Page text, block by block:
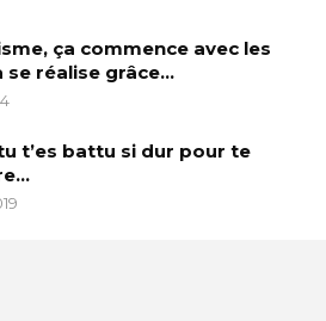
ça commence avec les
se réalise grâce…
t’es battu si dur pour te